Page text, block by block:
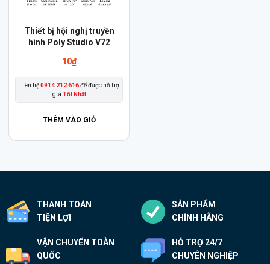
Thiết bị hội nghị truyền
hình Poly Studio V72
10₫
Liên hệ0914 212 616để được hỗ trợ
giá Tốt Nhất
THÊM VÀO GIỎ
THANH TOÁN
TIỆN LỢI
SẢN PHẨM
CHÍNH HÃNG
VẬN CHUYỂN TOÀN
QUỐC
HỖ TRỢ 24/7
CHUYÊN NGHIỆP